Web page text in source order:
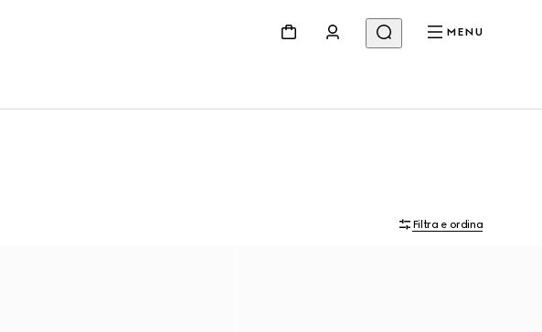
MENU
Filtra e ordina